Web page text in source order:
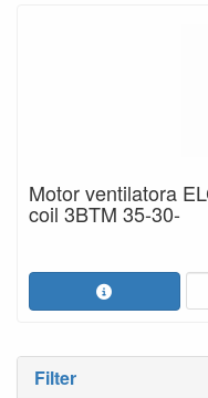
Filter
Motor ventilatora
coil 3BTM 35-30-